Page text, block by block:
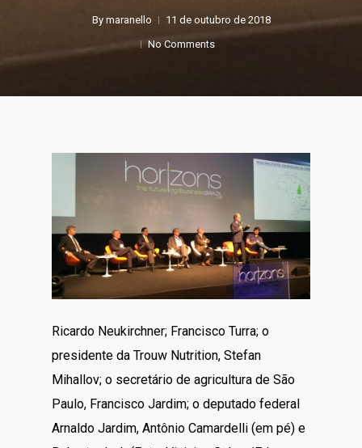
By maranello
11 de outubro de 2018
No Comments
Ricardo Neukirchner; Francisco Turra; o
presidente da Trouw Nutrition, Stefan
Mihallov; o secretário de agricultura de São
Paulo, Francisco Jardim; o deputado federal
Arnaldo Jardim, Antônio Camardelli (em pé) e